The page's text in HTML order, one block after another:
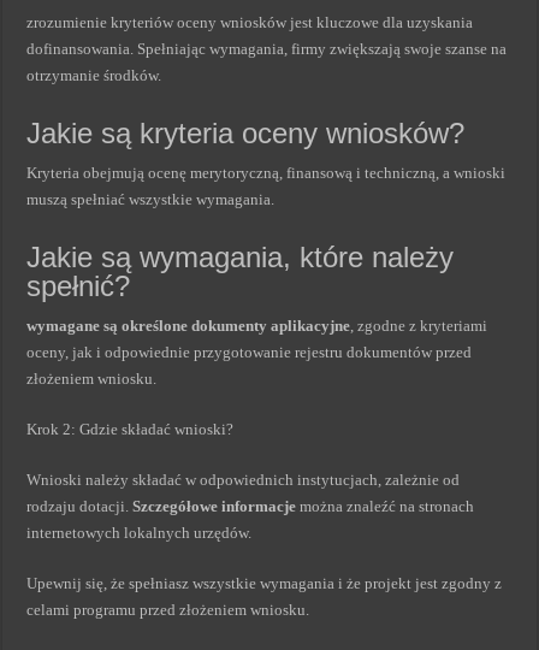
zrozumienie kryteriów oceny wniosków jest kluczowe dla uzyskania
dofinansowania. Spełniając wymagania, firmy zwiększają swoje szanse na
otrzymanie środków.
Jakie są kryteria oceny wniosków?
Kryteria obejmują ocenę merytoryczną, finansową i techniczną, a wnioski
muszą spełniać wszystkie wymagania.
Jakie są wymagania, które należy
spełnić?
wymagane są określone dokumenty aplikacyjne, zgodne z kryteriami
oceny, jak i odpowiednie przygotowanie rejestru dokumentów przed
złożeniem wniosku.
Krok 2: Gdzie składać wnioski?
Wnioski należy składać w odpowiednich instytucjach, zależnie od
rodzaju dotacji.Szczegółowe informacje można znaleźć na stronach
internetowych lokalnych urzędów.
Upewnij się, że spełniasz wszystkie wymagania i że projekt jest zgodny z
celami programu przed złożeniem wniosku.